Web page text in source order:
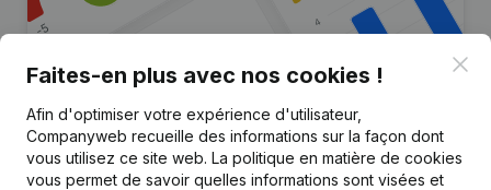
Vous recherchez plus
d’informations sur cette entreprise
Faites-en plus avec nos cookies !
Afin d'optimiser votre expérience d'utilisateur,
Companyweb recueille des informations sur la façon dont
vous utilisez ce site web. La politique en matière de cookies
vous permet de savoir quelles informations sont visées et